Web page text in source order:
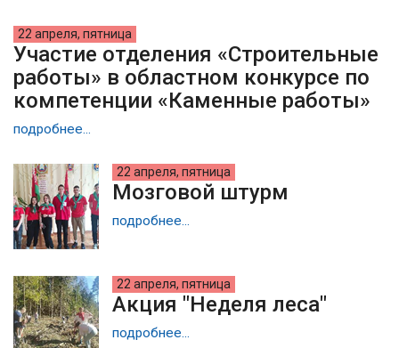
22 апреля, пятница
Участие отделения «Строительные
работы» в областном конкурсе по
компетенции «Каменные работы»
подробнее...
22 апреля, пятница
Мозговой штурм
подробнее...
22 апреля, пятница
Акция "Неделя леса"
подробнее...